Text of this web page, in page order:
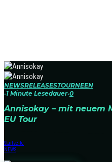
NEWSRELEASESTOURNEEN
·1 Minute Lesedauer·0
Annisokay – mit neuem
EU Tour
Startseite
NEWS